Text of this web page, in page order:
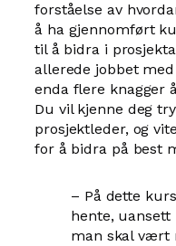
forståelse av
å ha gjennomført
til å bidra i
allerede jobbet
enda flere knagger
Du vil kjenne deg
prosjektleder, og
for å bidra på best
– På dette
hente, uansett
man skal vært